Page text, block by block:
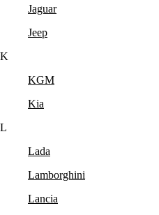
Jaguar
Jeep
K
KGM
Kia
L
Lada
Lamborghini
Lancia